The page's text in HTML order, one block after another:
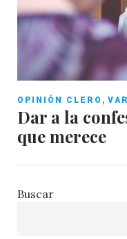
OPINIÓN CLERO ,
Dar a la
que merece
Buscar